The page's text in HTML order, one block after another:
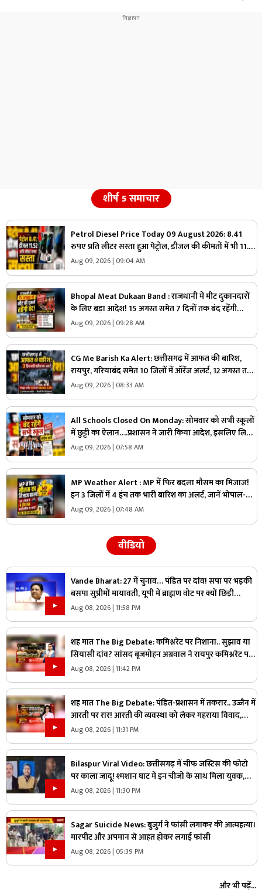
शीर्ष 5 समाचार
Petrol Diesel Price Today 09 August 2026: 8.41
रुपए प्रति लीटर सस्ता हुआ पेट्रोल, डीजल की कीमतों में भी 11.52
रुपए की कटौती, मिली राहत तो जनता बोली- आ गए अच्छे दिन
Aug 09, 2026 | 09:04 AM
Bhopal Meat Dukaan Band : राजधानी में मीट दुकानदारों
के लिए बड़ा आदेश! 15 अगस्त समेत 7 दिनों तक बंद रहेंगी
दुकानें, जानें कौन-कौन सी तारीखें
Aug 09, 2026 | 09:28 AM
CG Me Barish Ka Alert: छत्तीसगढ़ में आफत की बारिश,
रायपुर, गरियाबंद समेत 10 जिलों में ऑरेंज अलर्ट, 12 अगस्त तक
भारी बारिश की चेतावनी
Aug 09, 2026 | 08:33 AM
All Schools Closed On Monday: सोमवार को सभी स्कूलों
में छुट्टी का ऐलान….प्रशासन ने जारी किया आदेश, इसलिए लिया
गया बड़ा फैसला, जानें
Aug 09, 2026 | 07:58 AM
MP Weather Alert : MP में फिर बदला मौसम का मिजाज!
इन 3 जिलों में 4 इंच तक भारी बारिश का अलर्ट, जानें भोपाल-
इंदौर का हाल
Aug 09, 2026 | 07:48 AM
वीडियो
Vande Bharat: 27 में चुनाव… पंडित पर दांव! सपा पर भड़की
बसपा सुप्रीमों मायावती, यूपी में ब्राह्मण वोट पर क्यों छिड़ी
महाभारत?
Aug 08, 2026 | 11:58 PM
शह मात The Big Debate: कमिश्नरेट पर निशाना.. सुझाव या
सियासी दांव? सांसद बृजमोहन अग्रवाल ने रायपुर कमिश्नरेट पर
उठाए सवाल, क्या वाकई में सिस्टम में सुधार की है जरूरत
Aug 08, 2026 | 11:42 PM
शह मात The Big Debate: पंडित-प्रशासन में तकरार.. उज्जैन में
आरती पर रार! आरती की व्यवस्था को लेकर गहराया विवाद,
आरती के अधिकार को लेकर क्यों उग्र हुए पंडित?
Aug 08, 2026 | 11:31 PM
Bilaspur Viral Video: छत्तीसगढ़ में चीफ जस्टिस की फोटो
पर काला जादू! श्मशान घाट में इन चीजों के साथ मिला युवक,
देखिए ये पूरा वीडियो
Aug 08, 2026 | 11:30 PM
Sagar Suicide News: बुजुर्ग ने फांसी लगाकर की आत्महत्या।
मारपीट और अपमान से आहत होकर लगाई फांसी
Aug 08, 2026 | 05:39 PM
और भी पढ़ें...